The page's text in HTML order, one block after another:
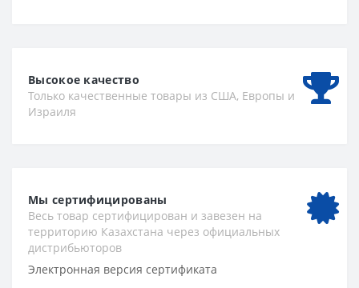
Высокое качество
Только качественные товары из США, Европы и
Израиля
Мы сертифицированы
Весь товар сертифицирован и завезен на
территорию Казахстана через официальных
дистрибьюторов
Электронная версия сертификата